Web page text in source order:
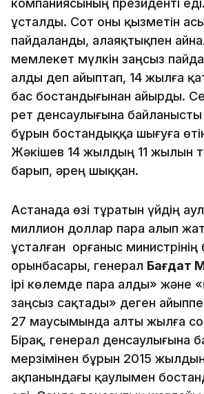
компаниясының президенті
ұсталды. Сот оны қызметін
пайдаланды, алаяқтықпен
мемлекет мүлкін заңсыз
алды деп айыптап, 14 жылға
бас бостандығынан айырды.
рет денсаулығына байланысты
бұрын бостандыққа шығуға
Жәкішев 14 жылдың 11 жылын
барып, әрең шыққан.
Астанада өзі тұратын үйдің
миллион доллар пара алып
ұсталған Қорғаныс
орынбасары, генерал Бағдат
ірі көлемде пара алды» және
заңсыз сақтады» деген
27 маусымында алты жылға
Бірақ, генерал денсаулығына
мерзімінен бұрын 2015
ақпанындағы қаулымен